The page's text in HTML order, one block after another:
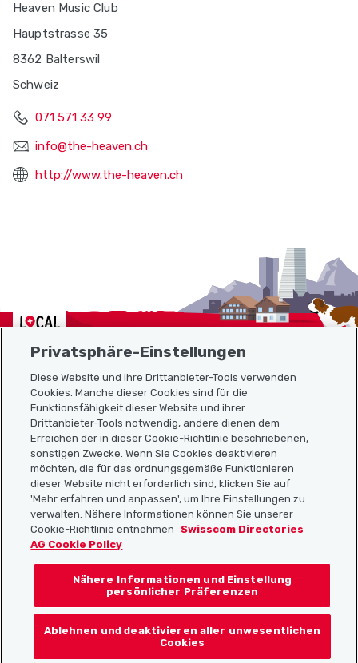
Heaven Music Club
Hauptstrasse 35
8362 Balterswil
Schweiz
071 571 33 99
info@the-heaven.ch
http://www.the-heaven.ch
Localcities
Sitemap
Nützliche Links
Localcities App herunterladen
Privatsphäre-Einstellungen
Diese Website und ihre Drittanbieter-Tools verwenden
Cookies. Manche dieser Cookies sind für die
Funktionsfähigkeit dieser Website und ihrer
Drittanbieter-Tools notwendig, andere dienen dem
Erreichen der in dieser Cookie-Richtlinie beschriebenen,
sonstigen Zwecke. Wenn Sie Cookies deaktivieren
möchten, die für das ordnungsgemäße Funktionieren
dieser Website nicht erforderlich sind, klicken Sie auf
'Mehr erfahren und anpassen', um Ihre Einstellungen zu
verwalten. Nähere Informationen können Sie unserer
Cookie-Richtlinie entnehmen
Swisscom Directories
AG Cookie Policy
Nähere Informationen und Einstellung
persönlicher Präferenzen
Ablehnen und deaktivieren aller unwesentlichen
Cookies